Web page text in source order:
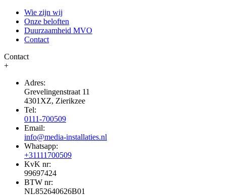
Wie zijn wij
Onze beloften
Duurzaamheid MVO
Contact
Contact
+
Adres:
Grevelingenstraat 11
4301XZ, Zierikzee
Tel:
0111-700509
Email:
info@media-installaties.nl
Whatsapp:
+31111700509
KvK nr:
99697424
BTW nr:
NL852640626B01